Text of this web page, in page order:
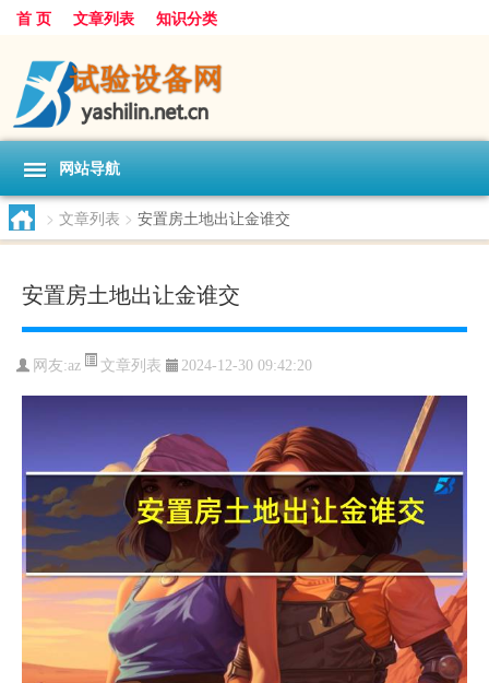
首 页 文章列表 知识分类
网站导航
> 文章列表 > 安置房土地出让金谁交
安置房土地出让金谁交
网友:az 文章列表 2024-12-30 09:42:20